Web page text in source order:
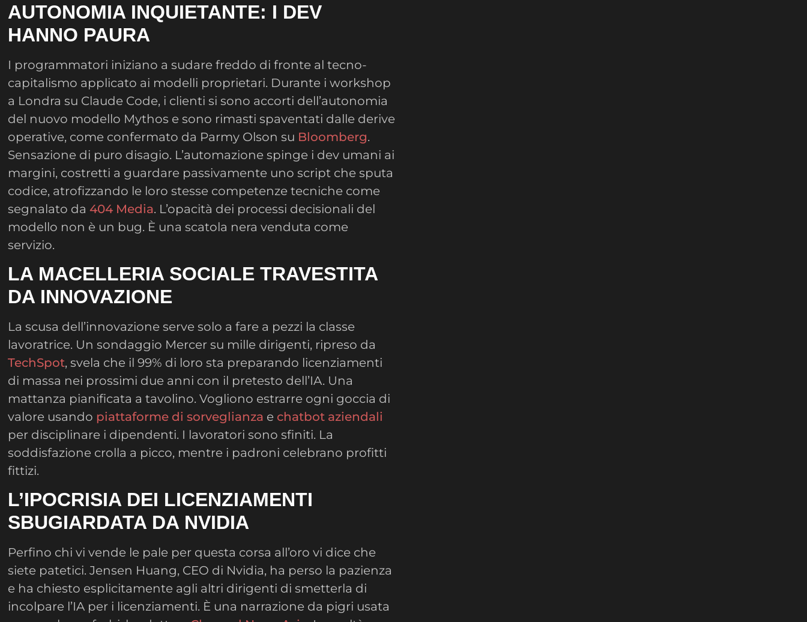
AUTONOMIA INQUIETANTE: I DEV
HANNO PAURA
I programmatori iniziano a sudare freddo di fronte al tecno-
capitalismo applicato ai modelli proprietari. Durante i workshop
a Londra su Claude Code, i clienti si sono accorti dell’autonomia
del nuovo modello Mythos e sono rimasti spaventati dalle derive
operative, come confermato da Parmy Olson su Bloomberg.
Sensazione di puro disagio. L’automazione spinge i dev umani ai
margini, costretti a guardare passivamente uno script che sputa
codice, atrofizzando le loro stesse competenze tecniche come
segnalato da404 Media. L’opacità dei processi decisionali del
modello non è un bug. È una scatola nera venduta come
servizio.
LA MACELLERIA SOCIALE TRAVESTITA
DA INNOVAZIONE
La scusa dell’innovazione serve solo a fare a pezzi la classe
lavoratrice. Un sondaggio Mercer su mille dirigenti, ripreso da
TechSpot, svela che il 99% di loro sta preparando licenziamenti
di massa nei prossimi due anni con il pretesto dell’IA. Una
mattanza pianificata a tavolino. Vogliono estrarre ogni goccia di
valore usando piattaforme di sorveglianza e chatbot aziendali
per disciplinare i dipendenti. I lavoratori sono sfiniti. La
soddisfazione crolla a picco, mentre i padroni celebrano profitti
fittizi.
L’IPOCRISIA DEI LICENZIAMENTI
SBUGIARDATA DA NVIDIA
Perfino chi vi vende le pale per questa corsa all’oro vi dice che
siete patetici. Jensen Huang, CEO di Nvidia, ha perso la pazienza
e ha chiesto esplicitamente agli altri dirigenti di smetterla di
incolpare l’IA per i licenziamenti. È una narrazione da pigri usata